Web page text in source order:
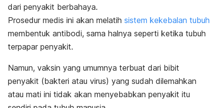
dari penyakit berbahaya.
Prosedur medis ini akan melatih sistem kekebalan tubuh
membentuk antibodi, sama halnya seperti ketika tubuh
terpapar penyakit.
Namun, vaksin yang umumnya terbuat dari bibit
penyakit (bakteri atau virus) yang sudah dilemahkan
atau mati ini tidak akan menyebabkan penyakit itu